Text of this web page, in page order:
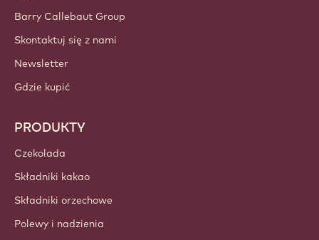
Barry Callebaut Group
Skontaktuj się z nami
Newsletter
Gdzie kupić
PRODUKTY
Czekolada
Składniki kakao
Składniki orzechowe
Polewy i nadzienia